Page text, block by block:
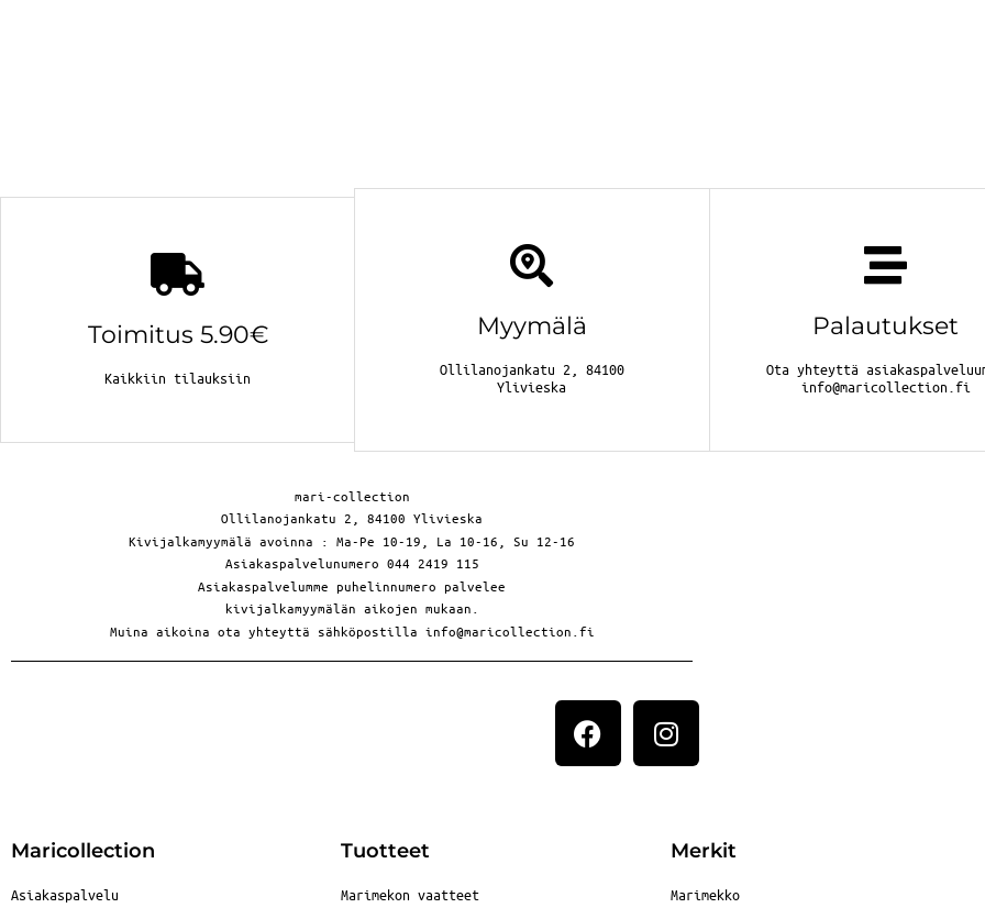
Toimitus 5.90€
Kaikkiin tilauksiin
Myymälä
Ollilanojankatu 2, 84100
Ylivieska
Palautukset
Ota yhteyttä
info@maricollection.fi
mari-collection
Ollilanojankatu 2, 84100 Ylivieska
Kivijalkamyymälä avoinna : Ma-Pe 10-19, La 10-16, Su 12-16
Asiakaspalvelunumero 044 2419 115
Asiakaspalvelumme puhelinnumero palvelee
kivijalkamyymälän aikojen mukaan.
Muina aikoina ota yhteyttä sähköpostilla info@maricollection.fi
Maricollection
Asiakaspalvelu
Tuotteet
Marimekon vaatteet
Merkit
Marimekko